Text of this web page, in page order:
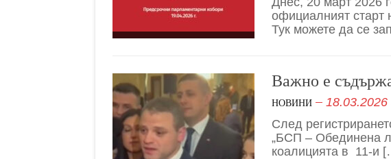
официалният старт
Тук можете да се
Важно е
НОВИНИ 18.03.2026
След
„БСП – Обединена
коалицията в 11-и